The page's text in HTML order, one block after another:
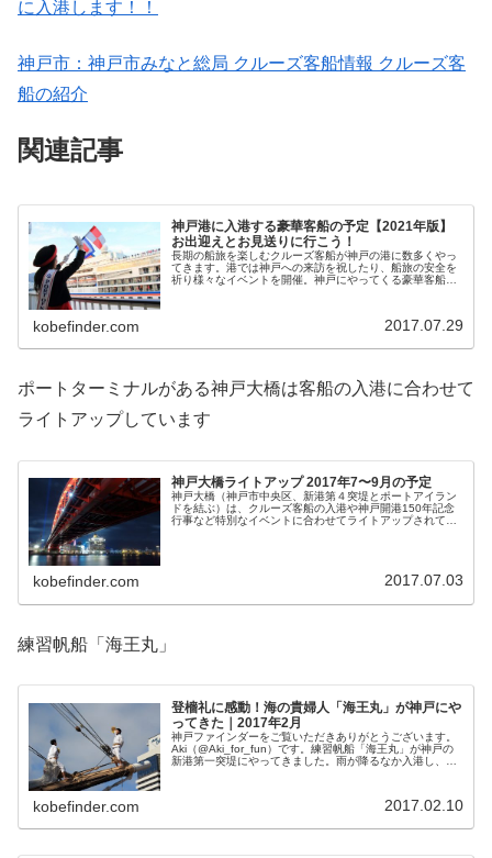
に入港します！！
神戸市：神戸市みなと総局 クルーズ客船情報 クルーズ客
船の紹介
関連記事
神戸港に入港する豪華客船の予定【2021年版】
お出迎えとお見送りに行こう！
長期の船旅を楽しむクルーズ客船が神戸の港に数多くやっ
てきます。港では神戸への来訪を祝したり、船旅の安全を
祈り様々なイベントを開催。神戸にやってくる豪華客船の
kobefinder.com 2017.07.29
ポートターミナルがある神戸大橋は客船の入港に合わせて
ライトアップしています
神戸大橋ライトアップ 2017年7〜9月の予定
神戸大橋（神戸市中央区、新港第４突堤とポートアイラン
ドを結ぶ）は、クルーズ客船の入港や神戸開港150年記念
行事など特別なイベントに合わせてライトアップされてい
kobefinder.com 2017.07.03
練習帆船「海王丸」
登檣礼に感動！海の貴婦人「海王丸」が神戸にや
ってきた｜2017年2月
神戸ファインダーをご覧いただきありがとうございます。
Aki（@Aki_for_fun）です。練習帆船「海王丸」が神戸の
新港第一突堤にやってきました。雨が降るなか入港し、訓
kobefinder.com 2017.02.10